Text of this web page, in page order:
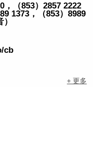
，（853）2857 2222
1373，（853）8989
cb
+ 更多